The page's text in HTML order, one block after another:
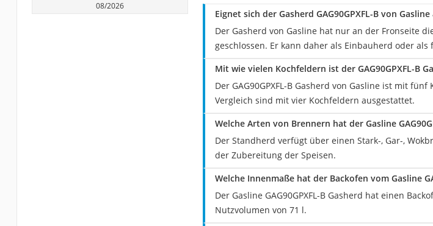
08/2026
Eignet sich der Gasherd GAG90GPXFL-B von
Der Gasherd von Gasline hat nur an der Fronseite
geschlossen. Er kann daher als Einbauherd oder
Mit wie vielen Kochfeldern ist der GAG90GPXFL-B
Der GAG90GPXFL-B Gasherd von Gasline ist mit
Vergleich sind mit vier Kochfeldern ausgestattet.
Welche Arten von Brennern hat der Gasline
Der Standherd verfügt über einen Stark-, Gar-,
der Zubereitung der Speisen.
Welche Innenmaße hat der Backofen vom Gasline
Der Gasline GAG90GPXFL-B Gasherd hat einen
Nutzvolumen von 71 l.